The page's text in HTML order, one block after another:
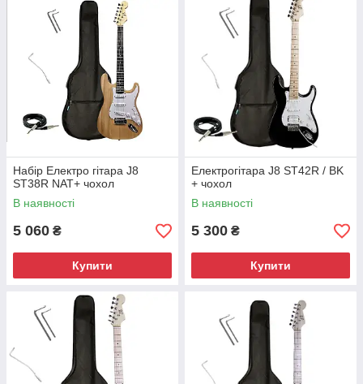
Набір Електро гітара J8
ST38R NAT+ чохол
В наявності
5 060 ₴
Купити
Електрогітара J8 ST42R / BK
+ чохол
В наявності
5 300 ₴
Купити